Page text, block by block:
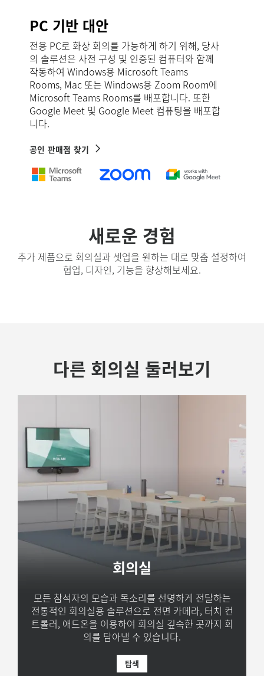
PC 기반 대안
전용 PC로 화상 회의를 가능하게 하기 위해, 당사
의 솔루션은 사전 구성 및 인증된 컴퓨터와 함께
작동하여 Windows용 Microsoft Teams
Rooms, Mac 또는 Windows용 Zoom Room에
Microsoft Teams Rooms를 배포합니다. 또한
Google Meet 및 Google Meet 컴퓨팅을 배포합
니다.
공인 판매점 찾기
새로운 경험
추가 제품으로 회의실과 셋업을 원하는 대로 맞춤 설정하여
협업, 디자인, 기능을 향상해보세요.
다른 회의실 둘러보기
회의실
모든 참석자의 모습과 목소리를 선명하게 전달하는
전통적인 회의실용 솔루션으로 전면 카메라, 터치 컨
트롤러, 애드온을 이용하여 회의실 깊숙한 곳까지 회
의를 담아낼 수 있습니다.
탐색